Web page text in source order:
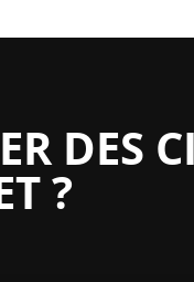
DES
?